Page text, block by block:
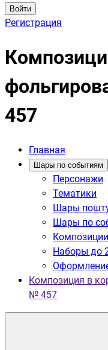
Войти
Регистрация
457
Главная
Шары по событиям
Персонажи
Тематики
Шары
Шары по
Наборы до
Композиция в
№ 457